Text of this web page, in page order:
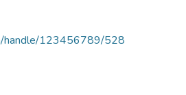
handle/123456789/528